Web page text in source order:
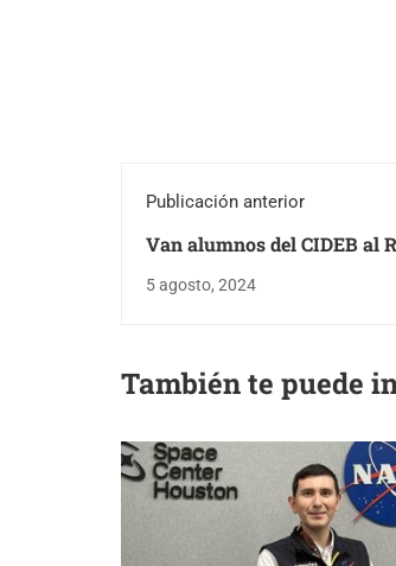
Publicación anterior
Van alumnos del CIDEB al
del futuro
5 agosto, 2024
También te puede